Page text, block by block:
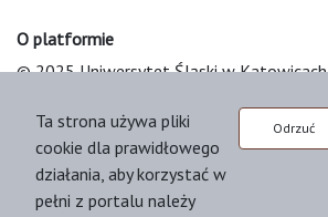
O platformie
© 2025 Uniwersytet Śląski w Katowicach
Platform & Workflow by OJS/PKP
Ta strona używa pliki
cookie dla prawidłowego
działania, aby korzystać w
pełni z portalu należy
Odrzuć